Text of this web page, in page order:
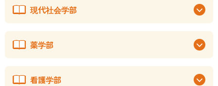
現代社会学部
薬学部
看護学部